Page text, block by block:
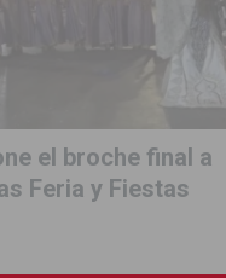
el broche final a
Feria y Fiestas